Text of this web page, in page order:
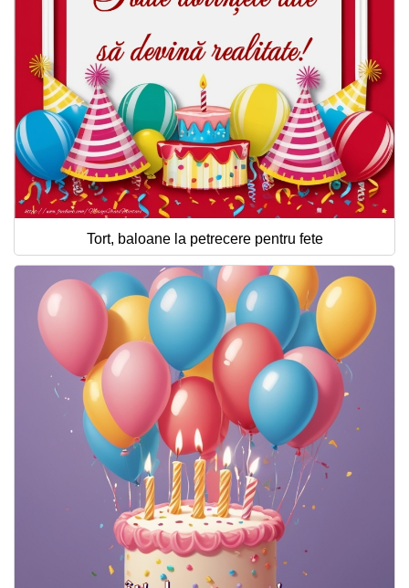
Tort, baloane la petrecere pentru fete